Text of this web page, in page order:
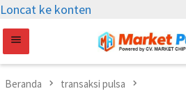
Loncat ke konten
Beranda transaksi pulsa